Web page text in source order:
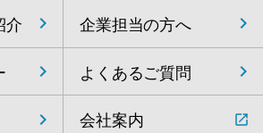
介 企業担当の方へ
よくあるご質問
会社案内